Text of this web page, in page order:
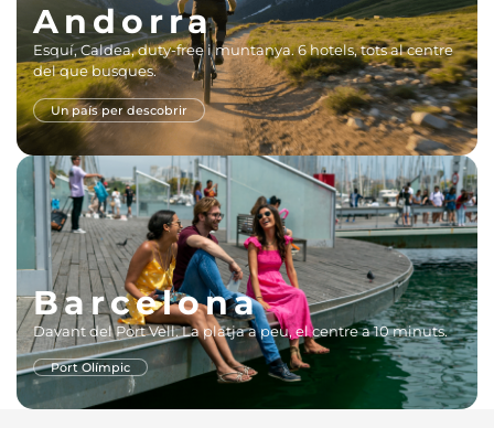
Un país per descobrir
Andorra
Esquí, Caldea, duty-free i muntanya. 6 hotels, tots al centre
del que busques.
Port Olímpic
Barcelona
Davant del Port Vell. La platja a peu, el centre a 10 minuts.